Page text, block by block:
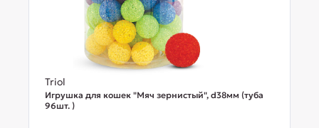
Triol
Игрушка для кошек "Мяч зернистый", d38мм (туба
96шт. )